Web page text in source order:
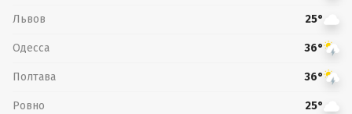
Львов 25°
Одесса 36°
Полтава 36°
Ровно 25°